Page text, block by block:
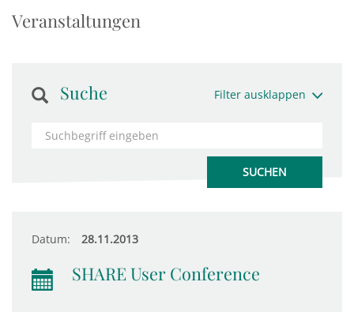
Veranstaltungen
Suche Filter ausklappen
Datum: 28.11.2013
SHARE User Conference